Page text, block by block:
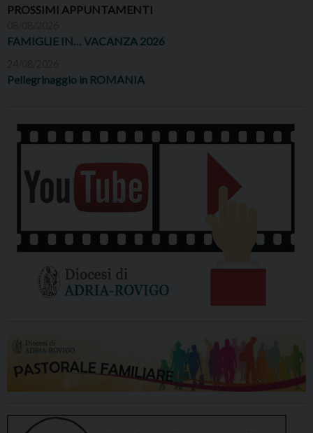
PROSSIMI APPUNTAMENTI
FAMIGLIE IN… VACANZA 2026
Pellegrinaggio in ROMANIA